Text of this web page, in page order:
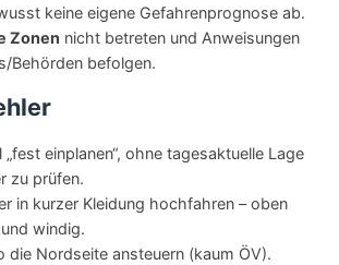
keine eigene Gefahrenprognose ab.
Zonen nicht betreten und Anweisungen
Behörden befolgen.
„fest einplanen“, ohne tagesaktuelle Lage
zu prüfen.
in kurzer Kleidung hochfahren – oben
windig.
die Nordseite ansteuern (kaum ÖV).